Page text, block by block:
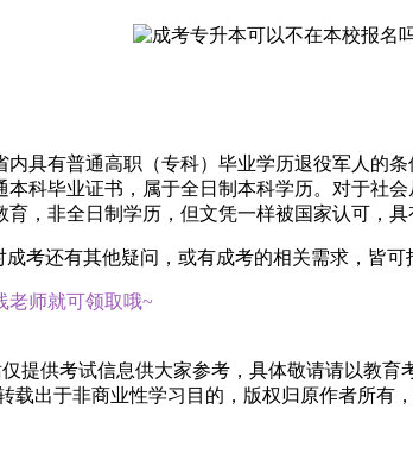
具有普通高职（专科）毕业学历退役军人的
科毕业证书，属于全日制本科学历。对于社
，非全日制学历，但文凭一样被国家认可，
考还有其他疑问，或有成考的相关需求，皆
老师就可领取哦~
提供考试信息供大家参考，具体敬请请以教育
出于非商业性学习目的，版权归原作者所有